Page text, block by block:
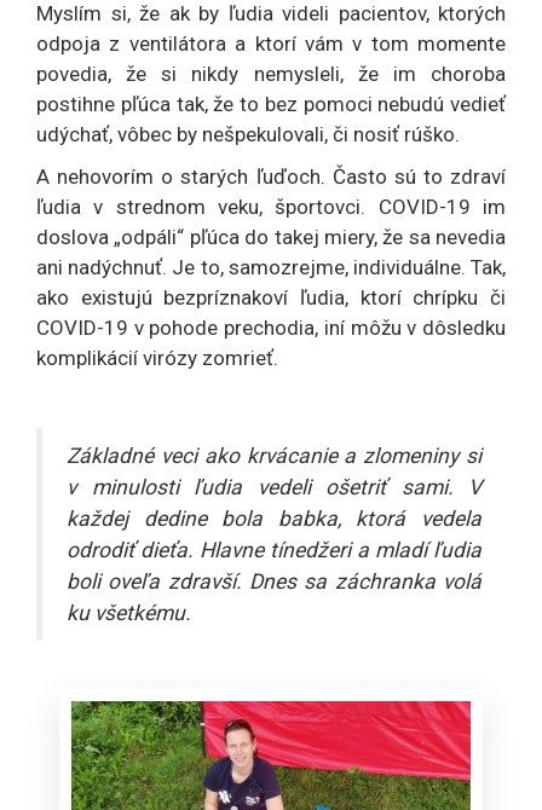
Myslím si, že ak by ľudia videli pacientov, ktorých
odpoja z ventilátora a ktorí vám v tom momente
povedia, že si nikdy nemysleli, že im choroba
postihne pľúca tak, že to bez pomoci nebudú vedieť
udýchať, vôbec by nešpekulovali, či nosiť rúško.
A nehovorím o starých ľuďoch. Často sú to zdraví
ľudia v strednom veku, športovci. COVID-19 im
doslova „odpáli“ pľúca do takej miery, že sa nevedia
ani nadýchnuť. Je to, samozrejme, individuálne. Tak,
ako existujú bezpríznakoví ľudia, ktorí chrípku či
COVID-19 v pohode prechodia, iní môžu v dôsledku
komplikácií virózy zomrieť.
Základné veci ako krvácanie a zlomeniny si
v minulosti ľudia vedeli ošetriť sami. V
každej dedine bola babka, ktorá vedela
odrodiť dieťa. Hlavne tínedžeri a mladí ľudia
boli oveľa zdravší. Dnes sa záchranka volá
ku všetkému.